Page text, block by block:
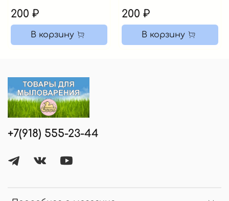
200 ₽
В корзину
200 ₽
В корзину
+7(918) 555-23-44